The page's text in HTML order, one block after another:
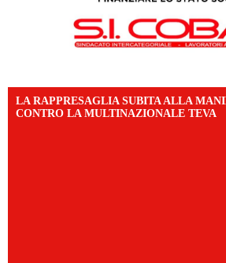
LA RAPPRESAGLIA SUBITA ALLA
CONTRO LA MULTINAZIONALE TEVA